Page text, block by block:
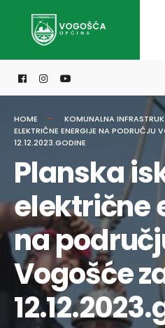
HOME KOMUNALNA
ELEKTRIČNE ENERGIJE NA PODRUČJU
12.12.2023.GODINE
Planska
električne
na
Vogošće
for: